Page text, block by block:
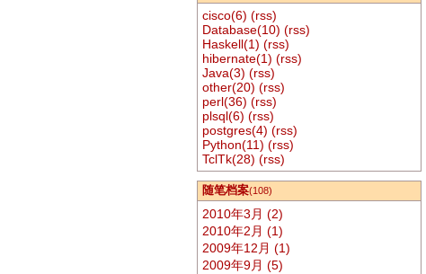
cisco(6) (rss)
Database(10) (rss)
Haskell(1) (rss)
hibernate(1) (rss)
Java(3) (rss)
other(20) (rss)
perl(36) (rss)
plsql(6) (rss)
postgres(4) (rss)
Python(11) (rss)
TclTk(28) (rss)
随笔档案(108)
2010年3月 (2)
2010年2月 (1)
2009年12月 (1)
2009年9月 (5)